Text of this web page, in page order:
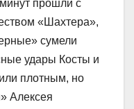
прошли с
«Шахтера»,
сумели
удары Косты и
плотным, но
Алексея